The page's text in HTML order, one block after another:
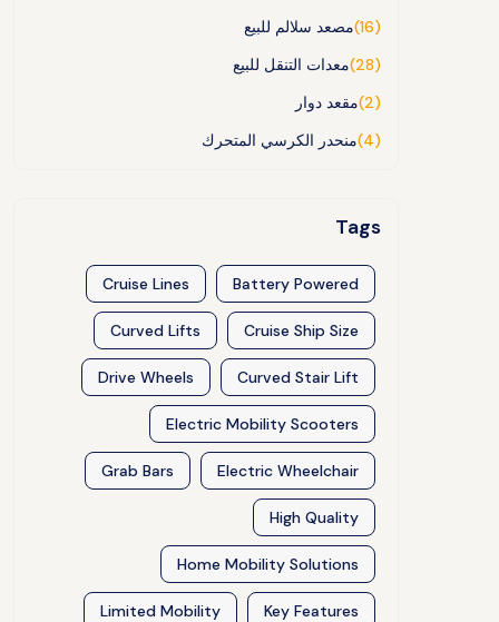
مصعد سلالم للبيع
(16)
معدات التنقل للبيع
(28)
مقعد دوار
(2)
منحدر الكرسي المتحرك
(4)
Tags
Battery Powered
Cruise Lines
Cruise Ship Size
Curved Lifts
Curved Stair Lift
Drive Wheels
Electric Mobility Scooters
Electric Wheelchair
Grab Bars
High Quality
Home Mobility Solutions
Key Features
Limited Mobility